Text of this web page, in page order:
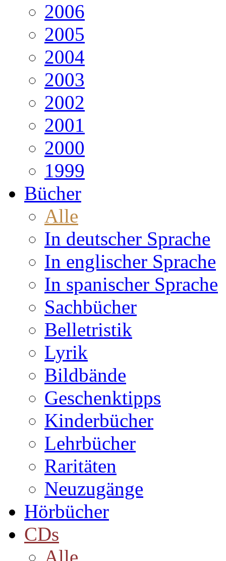
2006
2005
2004
2003
2002
2001
2000
1999
Bücher
Alle
In deutscher Sprache
In englischer Sprache
In spanischer Sprache
Sachbücher
Belletristik
Lyrik
Bildbände
Geschenktipps
Kinderbücher
Lehrbücher
Raritäten
Neuzugänge
Hörbücher
CDs